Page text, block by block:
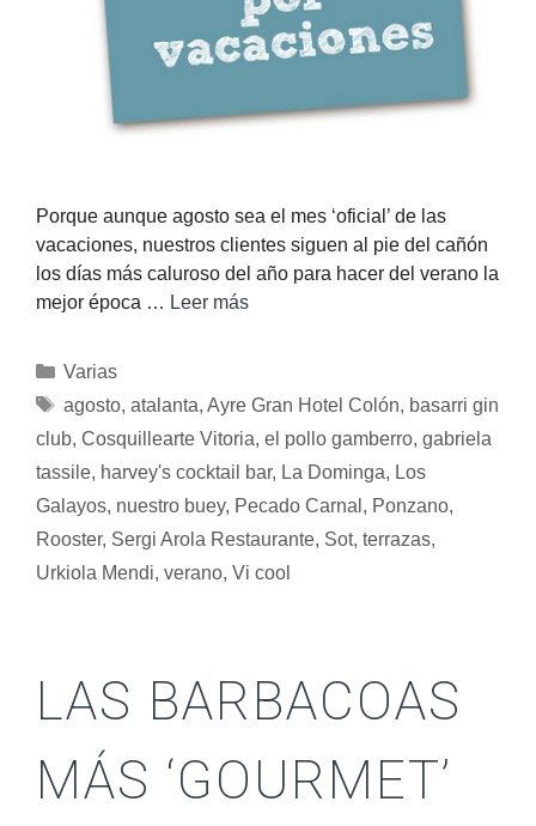
Porque aunque agosto sea el mes ‘oficial’ de las
vacaciones, nuestros clientes siguen al pie del cañón
los días más caluroso del año para hacer del verano la
mejor época … Leer más
Varias
agosto, atalanta, Ayre Gran Hotel Colón, basarri gin
club, Cosquillearte Vitoria, el pollo gamberro, gabriela
tassile, harvey's cocktail bar, La Dominga, Los
Galayos, nuestro buey, Pecado Carnal , Ponzano,
Rooster, Sergi Arola Restaurante, Sot, terrazas,
Urkiola Mendi, verano, Vi cool
LAS BARBACOAS
MÁS ‘GOURMET’